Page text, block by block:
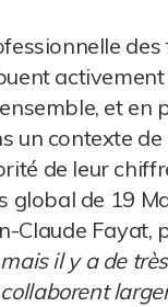
et en
un contexte de
de leur
global de 19
Claude Fayat,
il y a de